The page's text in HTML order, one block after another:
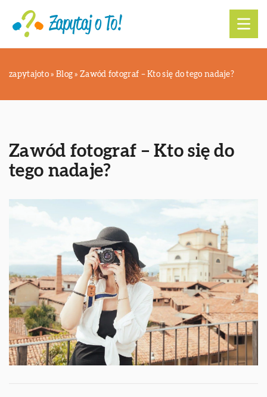
zapytajoto » Blog »Zawód fotograf – Kto się do tego nadaje?
Zawód fotograf – Kto się do
tego nadaje?